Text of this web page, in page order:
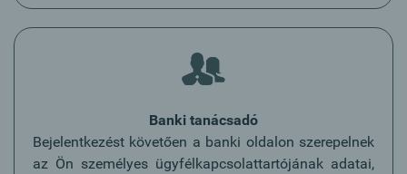
Banki tanácsadó
Bejelentkezést követően a banki oldalon szerepelnek
az Ön személyes ügyfélkapcsolattartójának adatai,